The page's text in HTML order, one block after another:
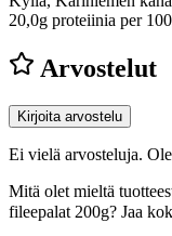
20,0g proteiinia per
Arvostelut
Kirjoita arvostelu
Ei vielä arvosteluja.
Mitä olet mieltä
fileepalat 200g? Jaa